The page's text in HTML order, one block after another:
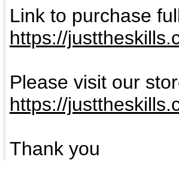
Link to purchase
https://
Please visit our
https://
Thank you